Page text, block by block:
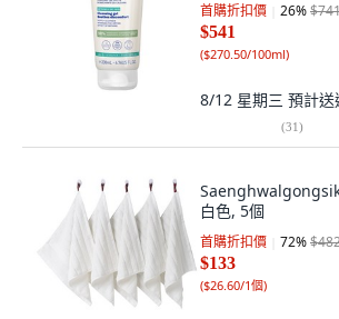
首購折扣價 26%
$541
($270.50/100ml)
8/12 星期三 預計送
(31)
白色, 5個
首購折扣價 72%
$133
($26.60/1個)